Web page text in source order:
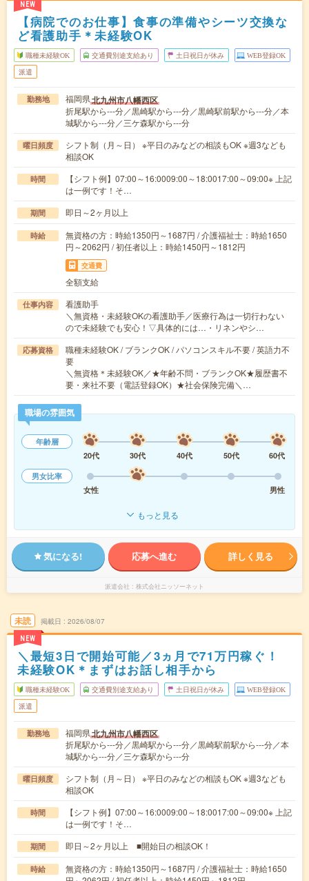
NEW
【病院でのお仕事】食事の準備やシーツ交換な
ど看護助手＊未経験OK
職種未経験OK 交通費別途支給あり 土日祝日が休み WEB登録OK
派遣
勤務地 福岡県北九州市八幡西区
折尾駅から---分／黒崎駅から---分／黒崎駅前駅から---分／本
城駅から---分／三ケ森駅から---分
曜日頻度
シフト制（月～日） ※平日のみなどの相談もOK ※週3なども
相談OK
時間
【シフト例】07:00～16:0009:00～18:0017:00～09:00※ 上記
は一例です！そ…
期間 即日～2ヶ月以上
時給
無資格の方：時給1350円～1687円 / 介護福祉士：時給1650
円～2062円 / 初任者以上：時給1450円～1812円
交通費
全額支給
仕事内容
看護助手
＼無資格・未経験OKの看護助手／医療行為は一切行わない
ので未経験でも安心！▽具体的には…・リネンやシ…
応募資格
職種未経験OK / ブランクOK / パソコンスキル不要 / 英語力不
要
＼無資格＊未経験OK／★年齢不問・ブランクOK★履歴書不
要・来社不要（電話登録OK）★社会保険完備＼…
職場の雰囲気
年齢層
20代
30代 40代 50代
60代
男女比率
女性
男性
もっと見る
気になる! 応募へ進む 詳しく見る
派遣会社 株式会社ニッソーネット
未読
NEW
掲載日 2026/08/07
＼最短3日で開始可能／3ヵ月で71万円稼ぐ！
未経験OK＊まずはお話し相手から
職種未経験OK 交通費別途支給あり 土日祝日が休み WEB登録OK
派遣
勤務地 福岡県北九州市八幡西区
折尾駅から---分／黒崎駅から---分／黒崎駅前駅から---分／本
城駅から---分／三ケ森駅から---分
曜日頻度
シフト制（月～日） ※平日のみなどの相談もOK ※週3なども
相談OK
時間
【シフト例】07:00～16:0009:00～18:0017:00～09:00※ 上記
は一例です！そ…
期間 即日～2ヶ月以上 ■開始日の相談OK！
時給
無資格の方：時給1350円～1687円 / 介護福祉士：時給1650